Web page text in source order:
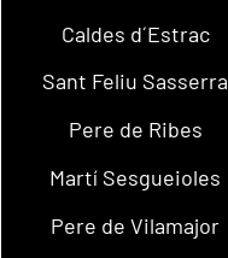
Caldes d´Estrac
Sant Feliu Sasserra
Pere de Ribes
Martí Sesgueioles
Pere de Vilamajor